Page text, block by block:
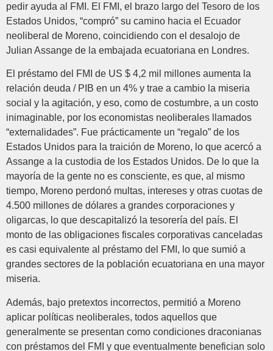
pedir ayuda al FMI. El FMI, el brazo largo del Tesoro de los
Estados Unidos, “compró” su camino hacia el Ecuador
neoliberal de Moreno, coincidiendo con el desalojo de
Julian Assange de la embajada ecuatoriana en Londres.
El préstamo del FMI de US $ 4,2 mil millones aumenta la
relación deuda / PIB en un 4% y trae a cambio la miseria
social y la agitación, y eso, como de costumbre, a un costo
inimaginable, por los economistas neoliberales llamados
“externalidades”. Fue prácticamente un “regalo” de los
Estados Unidos para la traición de Moreno, lo que acercó a
Assange a la custodia de los Estados Unidos. De lo que la
mayoría de la gente no es consciente, es que, al mismo
tiempo, Moreno perdonó multas, intereses y otras cuotas de
4.500 millones de dólares a grandes corporaciones y
oligarcas, lo que descapitalizó la tesorería del país. El
monto de las obligaciones fiscales corporativas canceladas
es casi equivalente al préstamo del FMI, lo que sumió a
grandes sectores de la población ecuatoriana en una mayor
miseria.
Además, bajo pretextos incorrectos, permitió a Moreno
aplicar políticas neoliberales, todos aquellos que
generalmente se presentan como condiciones draconianas
con préstamos del FMI y que eventualmente benefician solo